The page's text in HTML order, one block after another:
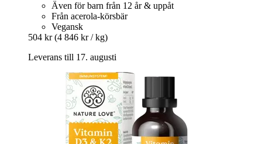
Även för barn från 12 år & uppåt
Från acerola-körsbär
Vegansk
504 kr (4 846 kr / kg)
Leverans till 17. augusti